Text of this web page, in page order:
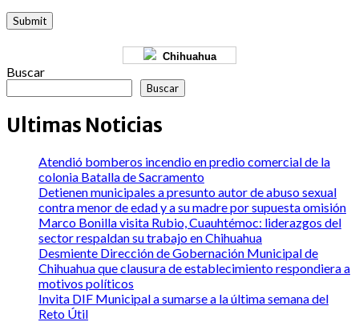
Chihuahua
Buscar
Buscar
Ultimas Noticias
Atendió bomberos incendio en predio comercial de la
colonia Batalla de Sacramento
Detienen municipales a presunto autor de abuso sexual
contra menor de edad y a su madre por supuesta omisión
Marco Bonilla visita Rubio, Cuauhtémoc: liderazgos del
sector respaldan su trabajo en Chihuahua
Desmiente Dirección de Gobernación Municipal de
Chihuahua que clausura de establecimiento respondiera a
motivos políticos
Invita DIF Municipal a sumarse a la última semana del
Reto Útil